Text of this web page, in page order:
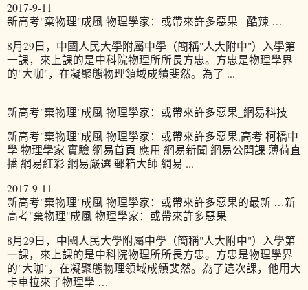
2017-9-11
新高考"棄物理"成風 物理學家：或帶來許多惡果 - 酷辣 …
8月29日，中國人民大學附屬中學（簡稱"人大附中"）入學第
一課，來上課的是中科院物理所所長方忠。方忠是物理學界
的"大咖"，在凝聚態物理領域成績斐然。為了 ...
新高考"棄物理"成風 物理學家：或帶來許多惡果_網易科技
新高考"棄物理"成風 物理學家：或帶來許多惡果,高考 柯橋中
學 物理學家 實驗 網易首頁 應用 網易新聞 網易公開課 薄荷直
播 網易紅彩 網易嚴選 郵箱大師 網易 ...
2017-9-11
新高考"棄物理"成風 物理學家：或帶來許多惡果的最新 …新
高考"棄物理"成風 物理學家：或帶來許多惡果
8月29日，中國人民大學附屬中學（簡稱"人大附中"）入學第
一課，來上課的是中科院物理所所長方忠。方忠是物理學界
的"大咖"，在凝聚態物理領域成績斐然。為了這次課，他用大
卡車拉來了物理學 …